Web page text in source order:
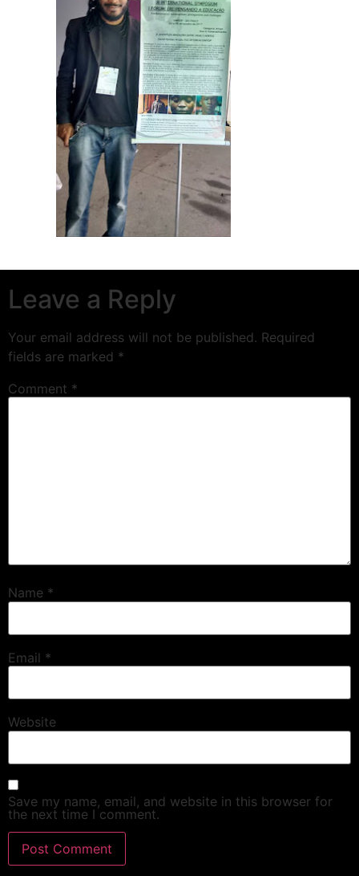
Leave a Reply
Your email address will not be published. Required
fields are marked *
Comment *
Name *
Email *
Website
Save my name, email, and website in this browser for
the next time I comment.